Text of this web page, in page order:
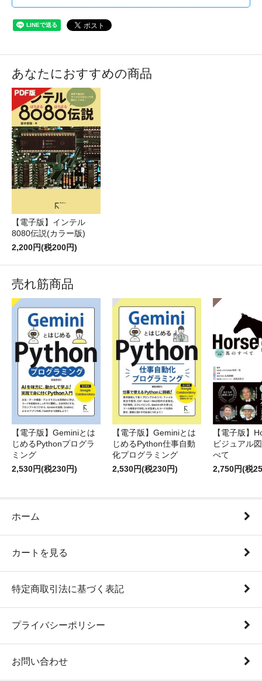
あなたにおすすめの商品
【電子版】インテル
8080伝説(カラー版)
2,200円(税200円)
売れ筋商品
【電子版】Geminiとは
じめるPythonプログラ
ミング
2,530円(税230円)
【電子版】Geminiとは
じめるPython仕事自動
化プログラミング
2,530円(税230円)
【電子版】
ビジュアル
べて
2,750円(税
ホーム
カートを見る
特定商取引法に基づく表記
プライバシーポリシー
お問い合わせ